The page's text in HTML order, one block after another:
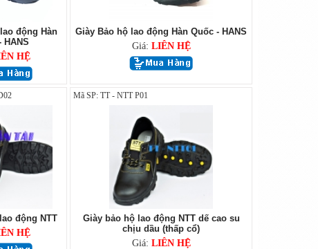
động Hàn
HANS
HỆ
Giày Bảo hộ lao động Hàn Quốc - HANS
Giá: LIÊN HỆ
động NTT
HỆ
Mã SP: TT - NTT P01
Giày bảo hộ lao động NTT dế cao su
chịu dầu (thấp cổ)
Giá: LIÊN HỆ